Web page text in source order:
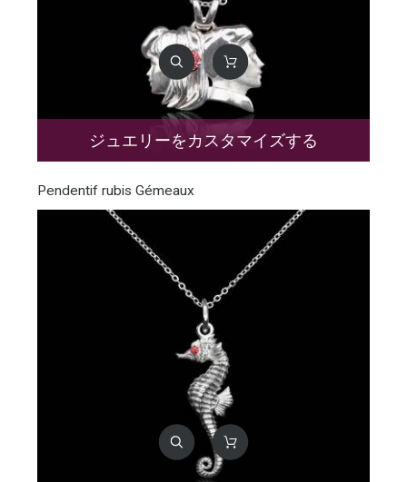
ジュエリーをカスタマイズする
Pendentif rubis Gémeaux